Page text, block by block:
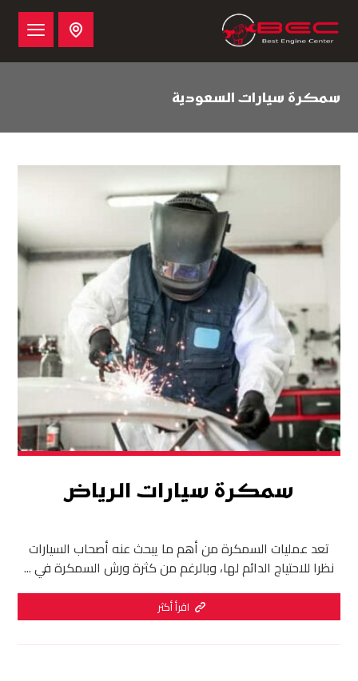
سمكرة سيارات السعودية
سمكرة سيارات الرياض
تعد عمليات السمكرة من أهم ما يبحث عنه أصحاب السيارات
نظرا للاحتياج الدائم لها، وبالرغم من كثرة ورش السمكرة في ...
اقرأ أكثر